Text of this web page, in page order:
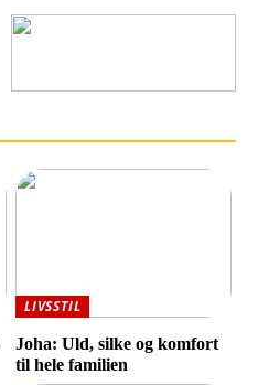
LIVSSTIL
Joha: Uld, silke og komfort
til hele familien